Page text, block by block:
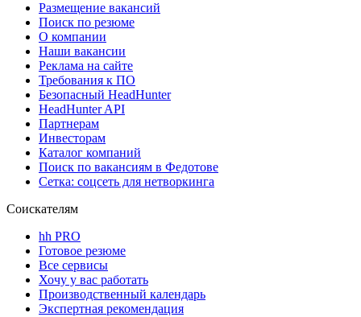
Размещение вакансий
Поиск по резюме
О компании
Наши вакансии
Реклама на сайте
Требования к ПО
Безопасный HeadHunter
HeadHunter API
Партнерам
Инвесторам
Каталог компаний
Поиск по вакансиям в Федотове
Сетка: соцсеть для нетворкинга
Соискателям
hh PRO
Готовое резюме
Все сервисы
Хочу у вас работать
Производственный календарь
Экспертная рекомендация